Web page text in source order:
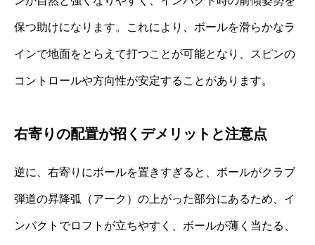
保つ助けになります。これにより、ボールを滑らかなラ
インで地面をとらえて打つことが可能となり、スピンの
コントロールや方向性が安定することがあります。
右寄りの配置が招くデメリットと注意点
逆に、右寄りにボールを置きすぎると、ボールがクラブ
弾道の昇降弧（アーク）の上がった部分にあるため、イ
ンパクトでロフトが立ちやすく、ボールが薄く当たる、